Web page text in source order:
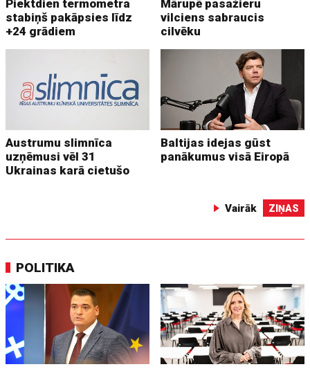
Piektdien termometra
stabiņš pakāpsies līdz
+24 grādiem
Mārupē pasažieru
vilciens sabraucis
cilvēku
Austrumu slimnīca
uzņēmusi vēl 31
Ukrainas karā cietušo
Baltijas idejas gūst
panākumus visā Eiropā
Vairāk ZIŅAS
POLITIKA